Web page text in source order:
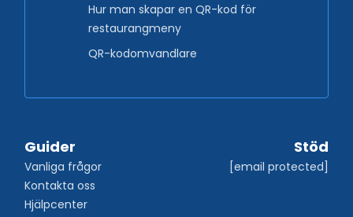
Hur man skapar en QR-kod för
restaurangmeny
QR-kodomvandlare
Guider
Vanliga frågor
Kontakta oss
Hjälpcenter
Stöd
[email protected]